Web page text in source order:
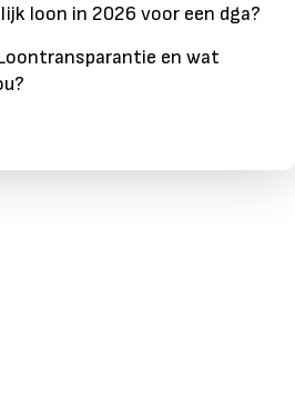
loon in 2026 voor een dga?
en wat